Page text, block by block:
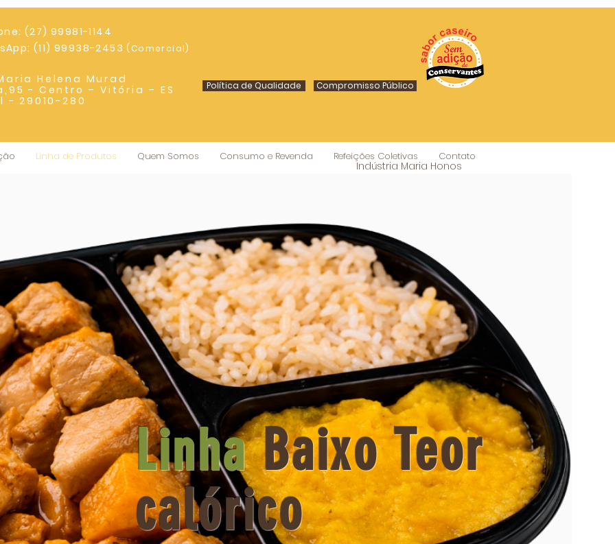
(27) 99981-1144
(11) 99938-2453 (Comercial)
Helena Murad
- Centro – Vitória – ES
- 29010-280
Política de Qualidade Compromisso Público
Linha de Produtos Quem Somos Consumo e Revenda Refeições Coletivas Contato
Indústria Maria Honos
Linha Baixo Teor
calórico